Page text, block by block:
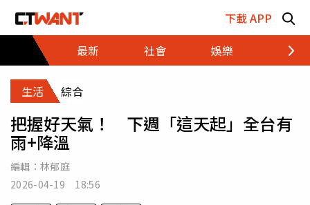
下載 APP
最新
社會 娛樂 財經
生活 綜合
把握好天氣！ 下週「這天起」全台有
雨+降溫
編輯： 林郁庭
2026-04-19 18:56